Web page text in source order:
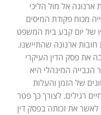
אל מול הליכי
מכוח פקודת המיסים
של יום קבע בית המשפט
ארנונה שהתיישנו.
את פסק הדין העיקרי
הגבייה המינהלי היא
של הזמן והעלות
רגילים. לצורך כך פטר
את זכותה בפסק דין